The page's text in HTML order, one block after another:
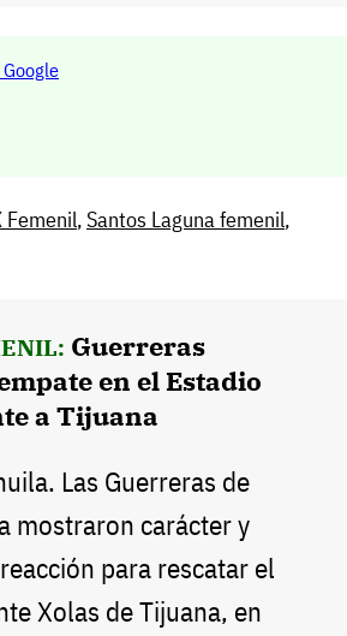
Femenil, Santos Laguna femenil,
Guerreras
en el Estadio
a Tijuana
Las Guerreras de
mostraron carácter y
para rescatar el
Xolas de Tijuana, en